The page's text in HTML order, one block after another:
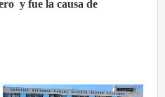
y fue la causa de